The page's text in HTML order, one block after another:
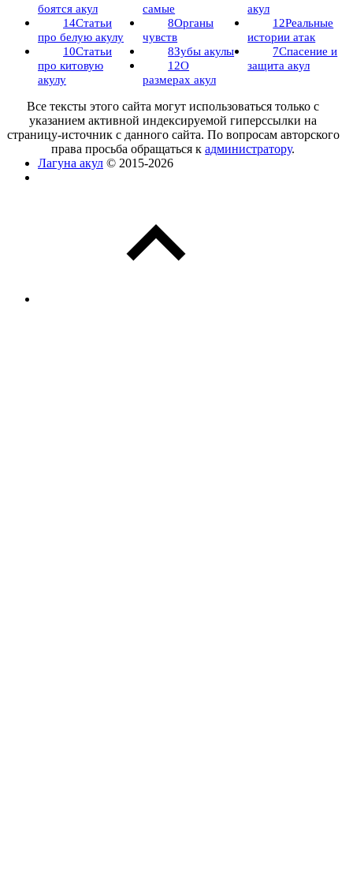
боятся акул
14Статьи
про белую акулу
10Статьи
про китовую
акулу
самые
8Органы
чувств
8Зубы акулы
12О
размерах акул
акул
12Реальные
истории атак
7Спасение и
защита акул
Все тексты этого сайта могут использоваться только с
указанием активной индексируемой гиперссылки на
страницу-источник с данного сайта. По вопросам авторского
права просьба обращаться кадминистратору.
Лагуна акул © 2015-2026